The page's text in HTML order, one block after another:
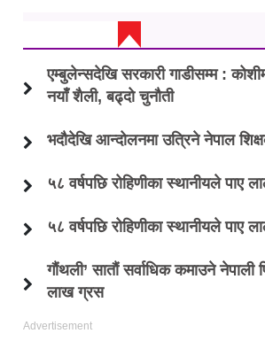
एम्बुलेन्सदेखि सरकारी गाडीसम्म :
नयाँ शैली, बढ्दो चुनौती
भदौदेखि आन्दोलनमा उत्रिने नेपाल
५८ वर्षपछि रोहिणीका स्थानीयले पाए
५८ वर्षपछि रोहिणीका स्थानीयले पाए
गौंथली’ सातौं सर्वाधिक कमाउने
लाख ग्रस